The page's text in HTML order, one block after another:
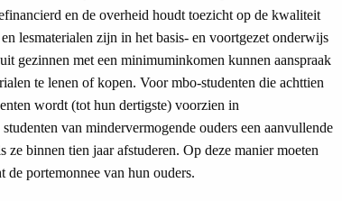
en de overheid houdt toezicht op de kwaliteit
lesmaterialen zijn in het basis- en voortgezet onderwijs
gezinnen met een minimuminkomen kunnen aanspraak
te lenen of kopen. Voor mbo-studenten die achttien
wordt (tot hun dertigste) voorzien in
van mindervermogende ouders een aanvullende
binnen tien jaar afstuderen. Op deze manier moeten
de portemonnee van hun ouders.